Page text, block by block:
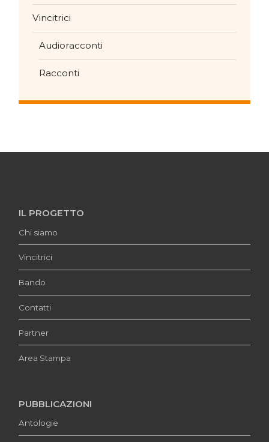
Vincitrici
Audioracconti
Racconti
IL PROGETTO
Chi siamo
Vincitrici
Bando
Contatti
Partner
Area Stampa
PUBBLICAZIONI
Antologie